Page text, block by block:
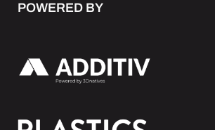
POWERED BY